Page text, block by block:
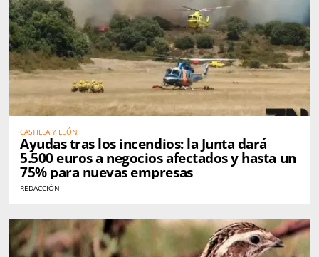
CASTILLA Y LEÓN
Ayudas tras los incendios: la Junta dará
5.500 euros a negocios afectados y hasta un
75% para nuevas empresas
REDACCIÓN